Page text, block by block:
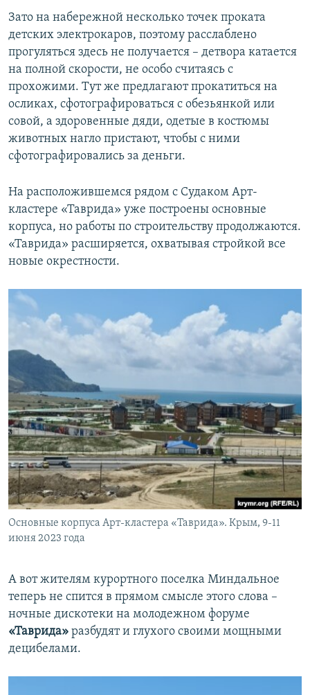
Зато на набережной несколько точек проката
детских электрокаров, поэтому расслаблено
прогуляться здесь не получается – детвора катается
на полной скорости, не особо считаясь с
прохожими. Тут же предлагают прокатиться на
осликах, сфотографироваться с обезьянкой или
совой, а здоровенные дяди, одетые в костюмы
животных нагло пристают, чтобы с ними
сфотографировались за деньги.
На расположившемся рядом с Судаком Арт-
кластере «Таврида» уже построены основные
корпуса, но работы по строительству продолжаются.
«Таврида» расширяется, охватывая стройкой все
новые окрестности.
Основные корпуса Арт-кластера «Таврида». Крым, 9-11
июня 2023 года
А вот жителям курортного поселка Миндальное
теперь не спится в прямом смысле этого слова –
ночные дискотеки на молодежном форуме
«Таврида» разбудят и глухого своими мощными
децибелами.